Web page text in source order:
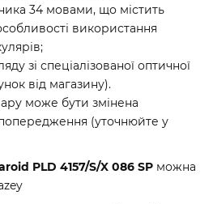
34 мовами, що містить
використання
зі спеціалізованої оптичної
від магазину).
може бути змінена
(уточнюйте у
PLD 4157/S/X 086 SP можна